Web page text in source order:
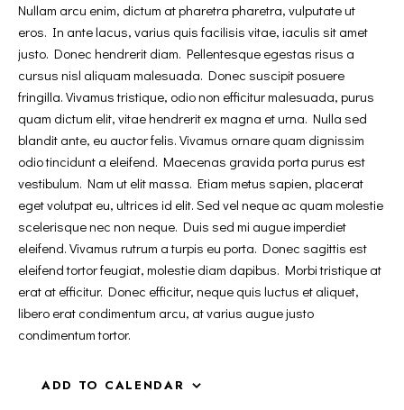
Nullam arcu enim, dictum at pharetra pharetra, vulputate ut
eros. In ante lacus, varius quis facilisis vitae, iaculis sit amet
justo. Donec hendrerit diam. Pellentesque egestas risus a
cursus nisl aliquam malesuada. Donec suscipit posuere
fringilla. Vivamus tristique, odio non efficitur malesuada, purus
quam dictum elit, vitae hendrerit ex magna et urna. Nulla sed
blandit ante, eu auctor felis. Vivamus ornare quam dignissim
odio tincidunt a eleifend. Maecenas gravida porta purus est
vestibulum. Nam ut elit massa. Etiam metus sapien, placerat
eget volutpat eu, ultrices id elit. Sed vel neque ac quam molestie
scelerisque nec non neque. Duis sed mi augue imperdiet
eleifend. Vivamus rutrum a turpis eu porta. Donec sagittis est
eleifend tortor feugiat, molestie diam dapibus. Morbi tristique at
erat at efficitur. Donec efficitur, neque quis luctus et aliquet,
libero erat condimentum arcu, at varius augue justo
condimentum tortor.
ADD TO CALENDAR